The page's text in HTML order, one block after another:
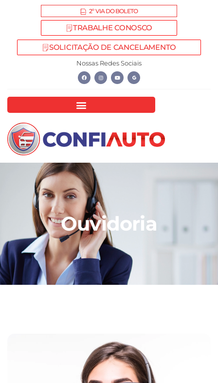
2º VIA DO BOLETO
TRABALHE CONOSCO
SOLICITAÇÃO DE CANCELAMENTO
Nossas Redes Sociais
Ouvidoria